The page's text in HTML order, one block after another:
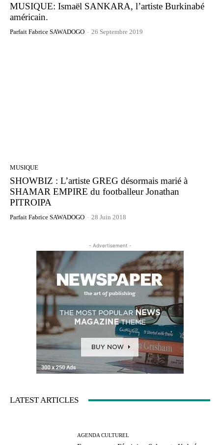
MUSIQUE: Ismaël SANKARA, l’artiste Burkinabé
américain.
Parfait Fabrice SAWADOGO - 26 Septembre 2019
MUSIQUE
SHOWBIZ : L’artiste GREG désormais marié à
SHAMAR EMPIRE du footballeur Jonathan
PITROIPA
Parfait Fabrice SAWADOGO - 28 Juin 2018
- Advertisement -
LATEST ARTICLES
AGENDA CULTUREL